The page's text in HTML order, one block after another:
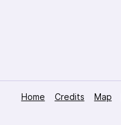
Home Credits Map